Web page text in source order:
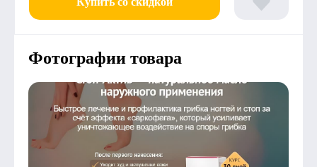
Фотографии товара